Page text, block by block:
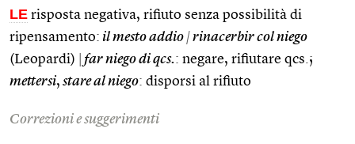
LE risposta negativa, rifiuto senza possibilità di
ripensamento: il mesto addio |rinacerbir col niego
(Leopardi)
far niego di qcs.: negare, rifiutare qcs.;
mettersi, stare al niego: disporsi al rifiuto
Correzioni e suggerimenti